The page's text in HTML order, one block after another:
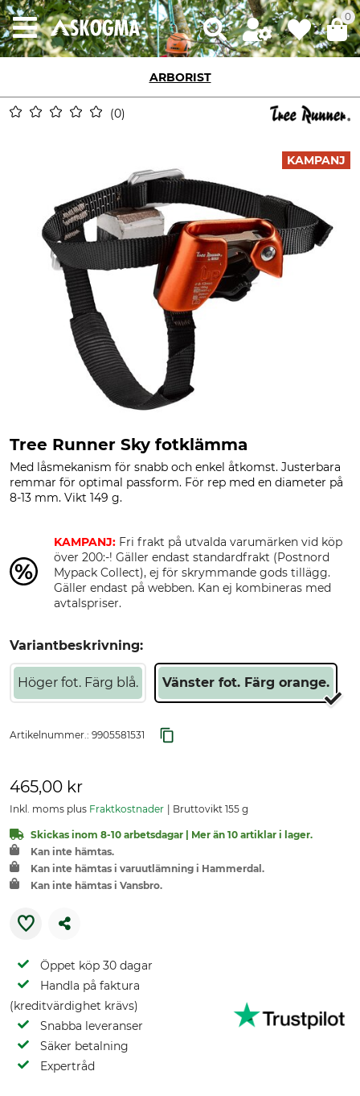
0
ARBORIST
0
KAMPANJ
Tree Runner Sky fotklämma
Med låsmekanism för snabb och enkel åtkomst. Justerbara
remmar för optimal passform. För rep med en diameter på
8-13 mm. Vikt 149 g.
KAMPANJ: Fri frakt på utvalda varumärken vid köp
över 200:-! Gäller endast standardfrakt (Postnord
Mypack Collect), ej för skrymmande gods tillägg.
Gäller endast på webben. Kan ej kombineras med
avtalspriser.
Variantbeskrivning:
Höger fot. Färg blå. Vänster fot. Färg orange.
Artikelnummer.: 9905581531
465,00 kr
Inkl. moms plus Fraktkostnader Bruttovikt 155 g
Skickas inom 8-10 arbetsdagar | Mer än 10 artiklar i lager.
Kan inte hämtas.
Kan inte hämtas i varuutlämning i Hammerdal.
Kan inte hämtas i Vansbro.
Öppet köp 30 dagar
Handla på faktura
(kreditvärdighet krävs)
Snabba leveranser
Säker betalning
Expertråd